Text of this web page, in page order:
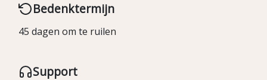
Bedenktermijn
45 dagen om te ruilen
Support